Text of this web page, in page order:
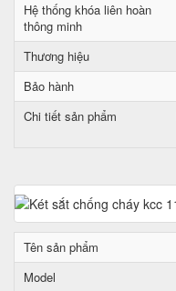
Hệ thống khóa liên hoàn
thông minh
Thương hiệu
Bảo hành
Chi tiết sản phẩm
Tên sản phẩm
Model